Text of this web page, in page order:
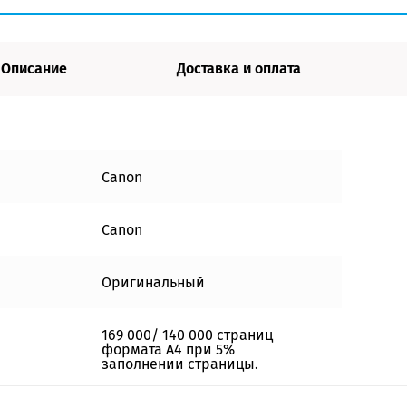
Описание Доставка и оплата
Canon
Canon
Оригинальный
169 000/ 140 000 страниц
формата А4 при 5%
заполнении страницы.